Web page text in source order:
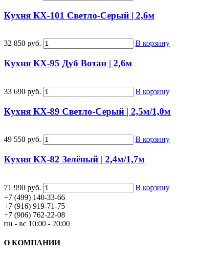
Кухня КХ-101 Светло-Серый | 2,6м
32 850 руб. В корзину
Кухня КХ-95 Дуб Вотан | 2,6м
33 690 руб. В корзину
Кухня КХ-89 Светло-Серый | 2,5м/1,0м
49 550 руб. В корзину
Кухня КХ-82 Зелёный | 2,4м/1,7м
71 990 руб.
В корзину
+7 (499) 140-33-66
+7 (916) 919-71-75
+7 (906) 762-22-08
пн - вс 10:00 - 20:00
О КОМПАНИИ